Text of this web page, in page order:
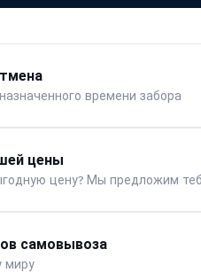
времени забора
цены
цену? Мы предложим
самовывоза
миру